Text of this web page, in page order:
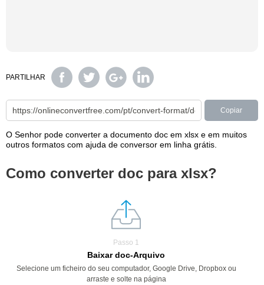
PARTILHAR
Copiar
O Senhor pode converter a documento doc em xlsx e em muitos
outros formatos com ajuda de conversor em linha grátis.
Como converter doc para xlsx?
Passo 1
Baixar doc-Arquivo
Selecione um ficheiro do seu computador, Google Drive, Dropbox ou
arraste e solte na página